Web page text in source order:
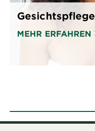
Gesichtspflege
MEHR ERFAHREN